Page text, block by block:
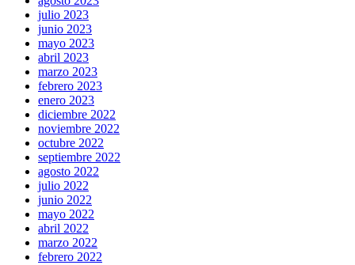
julio 2023
junio 2023
mayo 2023
abril 2023
marzo 2023
febrero 2023
enero 2023
diciembre 2022
noviembre 2022
octubre 2022
septiembre 2022
agosto 2022
julio 2022
junio 2022
mayo 2022
abril 2022
marzo 2022
febrero 2022